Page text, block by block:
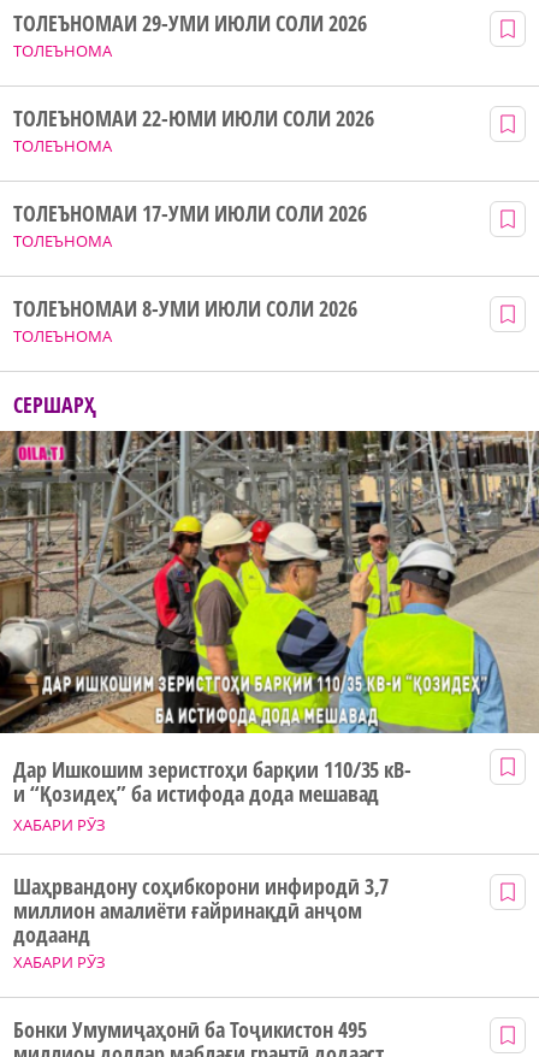
ТОЛЕЪНОМА
ТОЛЕЪНОМАИ 29-УМИ ИЮЛИ СОЛИ 2026
ТОЛЕЪНОМА
ТОЛЕЪНОМАИ 22-ЮМИ ИЮЛИ СОЛИ 2026
ТОЛЕЪНОМА
ТОЛЕЪНОМАИ 17-УМИ ИЮЛИ СОЛИ 2026
ТОЛЕЪНОМА
ТОЛЕЪНОМАИ 8-УМИ ИЮЛИ СОЛИ 2026
СЕРШАРҲ
ХАБАРИ РӮЗ
Дар Ишкошим зеристгоҳи барқии 110/35 кВ-
и “Қозидеҳ” ба истифода дода мешавад
ХАБАРИ РӮЗ
Шаҳрвандону соҳибкорони инфиродӣ 3,7
миллион амалиёти ғайринақдӣ анҷом
додаанд
Бонки Умумиҷаҳонӣ ба Тоҷикистон 495